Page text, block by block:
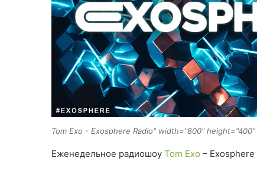
Tom Exo - Exosphere Radio" width="800"
Еженедельное радиошоу Tom Exo – Exosphere